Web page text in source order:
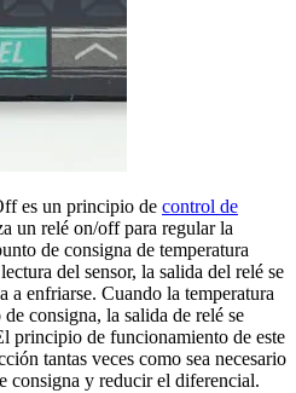
es un principio de control de
un relé on/off para regular la
de consigna de temperatura
del sensor, la salida del relé se
a enfriarse. Cuando la temperatura
consigna, la salida de relé se
principio de funcionamiento de este
tantas veces como sea necesario
consigna y reducir el diferencial.